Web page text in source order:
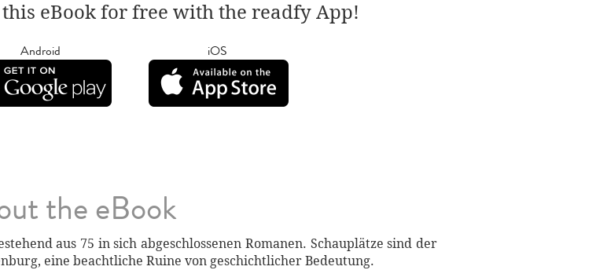
this eBook for free with the readfy App!
Android iOS
the eBook
aus 75 in sich abgeschlossenen Romanen. Schauplätze sind der
eine beachtliche Ruine von geschichtlicher Bedeutung.